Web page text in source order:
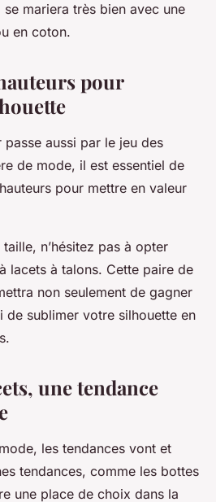
mariera très bien avec une
en coton.
pour
passe aussi par le jeu des
de mode, il est essentiel de
pour mettre en valeur
n’hésitez pas à opter
lacets à talons. Cette paire de
non seulement de gagner
de sublimer votre silhouette en
une tendance
les tendances vont et
tendances, comme les bottes
une place de choix dans la